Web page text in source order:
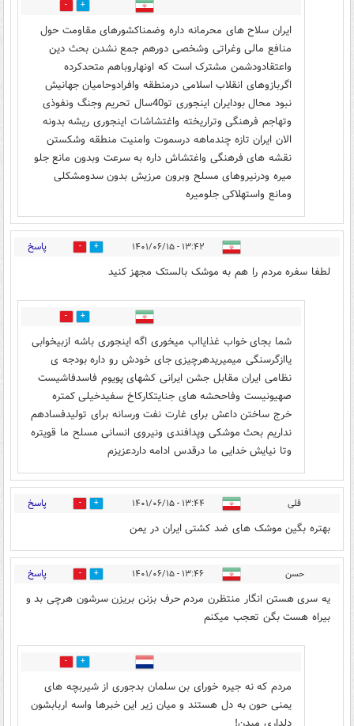
2
ایران سلاح های محرمانه داره وضمناکشورهای مقاومت حول
منافع مالی وغراتی وشخصی دورهم جمع نشدن بحث دین
واعتقادودشمن مشترک است که اونهاروباهم متحدکرده
اگربازوهای انقلاب اسلامی درمنطقه وافرادوحامیان جهانیش
نبود محال بودایران اینجوری تو40سال تحریم وجنگ ونفوذی
وتهاجم فرهنگی وتراریخته واغتشاشات اینجوری ریشه بدونه
الان ایران تازه چندماهه درسموت وامنیت منطقه وشکستن
نقشه های فرهنگی واغتشاش داره به سرعت وبدون مانع جلو
میره ودرنیروهای مسلح وبرون مرزیش بدون سدومشکلی
ومانع واستهلاکی جلومیره
۱۳:۴۲ - ۱۴۰۱/۰۶/۱۵ 2 پاسخ
لطفا سفره مردم را هم به موشک بالستک مجهز کنید
4
شما بجای خواب غذایااب میخوری اگه اینجوری باشه ازبیخوابی
یاازگرسنگی میمیریدهرچیزی جای خودش رو داره بودجه ی
نظامی ایران مقابل جشن ایرانی کشهای پویوم فاسدفاشیست
صهیونیست وفاححشه های جنایتکارکاخ سفیدخیلی کمتره
خرج ساختن داعش برای غارت نفت ورسانه برای تولیدفسادهم
نداریم بحث موشکی وپدافندی ونیروی انسانی مسلح ما قویتره
وتا نیایش خدایی ما درقدس ادامه داردعزیزم
قلی ۱۳:۴۴ - ۱۴۰۱/۰۶/۱۵ 3 پاسخ
بهتره بگین موشک های ضد کشتی ایران در یمن
حسن ۱۳:۴۶ - ۱۴۰۱/۰۶/۱۵ 4 پاسخ
یه سری هستن انگار منتظرن مردم حرف بزنن بریزن سرشون هرچی بد و
بیراه هست بگن تعجب میکنم
2
مردم که نه جیره خورای بن سلمان بدجوری از شیربچه های
یمنی حون به دل هستند و میان زیر این خبرها واسه اربابشون